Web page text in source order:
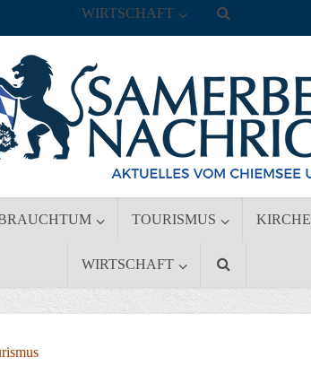
TOURISMUS KIRCHE
WIRTSCHAFT
WIRTSCHAFT